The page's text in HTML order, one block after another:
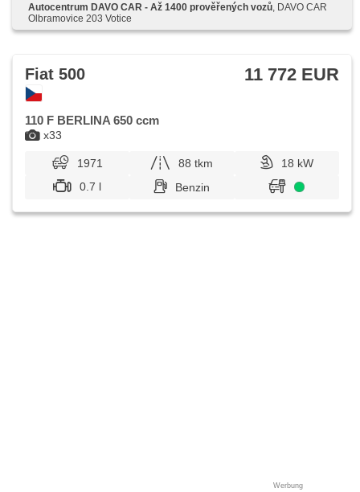
Autocentrum DAVO CAR - Až 1400 prověřených vozů , DAVO CAR
Olbramovice 203 Votice
x33
Fiat 500 11 772 EUR
110 F BERLINA 650 ccm
1971 88 tkm
18 kW
0.7 l
Benzin
Werbung